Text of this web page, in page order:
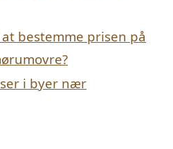
bestemme prisen på
i byer nær